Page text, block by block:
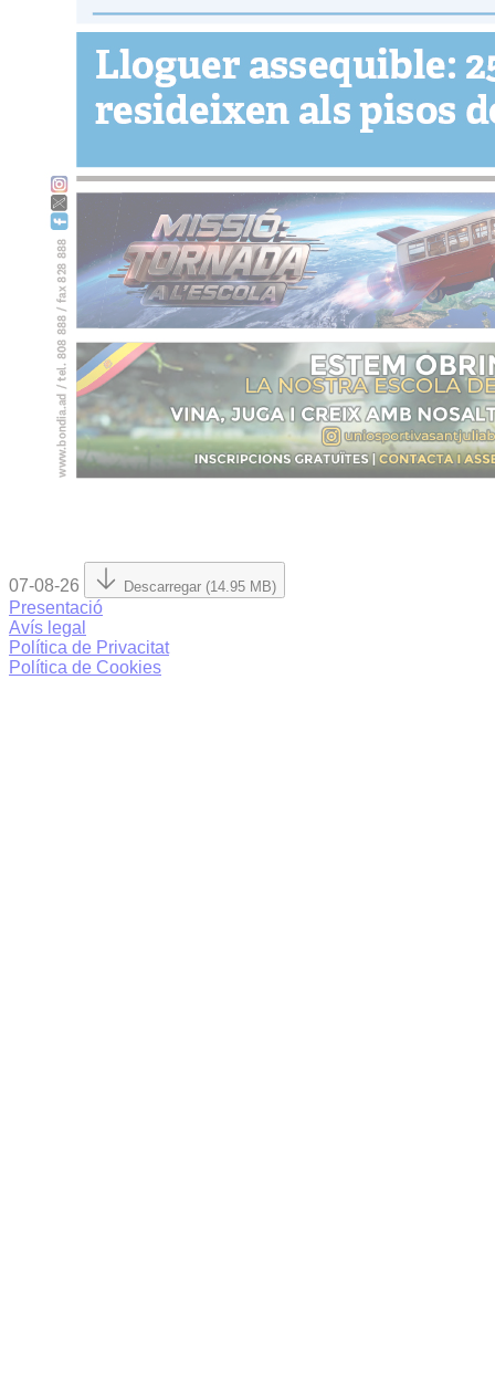
07-08-26 Descarregar (14.95 MB)
Presentació
Avís legal
Política de Privacitat
Política de Cookies